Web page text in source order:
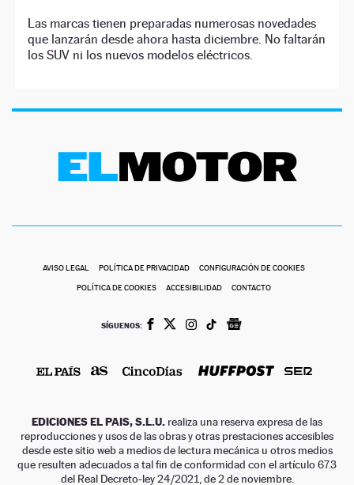
Las marcas tienen preparadas numerosas novedades
que lanzarán desde ahora hasta diciembre. No faltarán
los SUV ni los nuevos modelos eléctricos.
AVISO LEGAL POLÍTICA DE PRIVACIDAD CONFIGURACIÓN DE COOKIES
POLÍTICA DE COOKIES ACCESIBILIDAD CONTACTO
SÍGUENOS:
EDICIONES EL PAIS, S.L.U. realiza una reserva expresa de las
reproducciones y usos de las obras y otras prestaciones accesibles
desde este sitio web a medios de lectura mecánica u otros medios
que resulten adecuados a tal fin de conformidad con el artículo 67.3
del Real Decreto-ley 24/2021, de 2 de noviembre.